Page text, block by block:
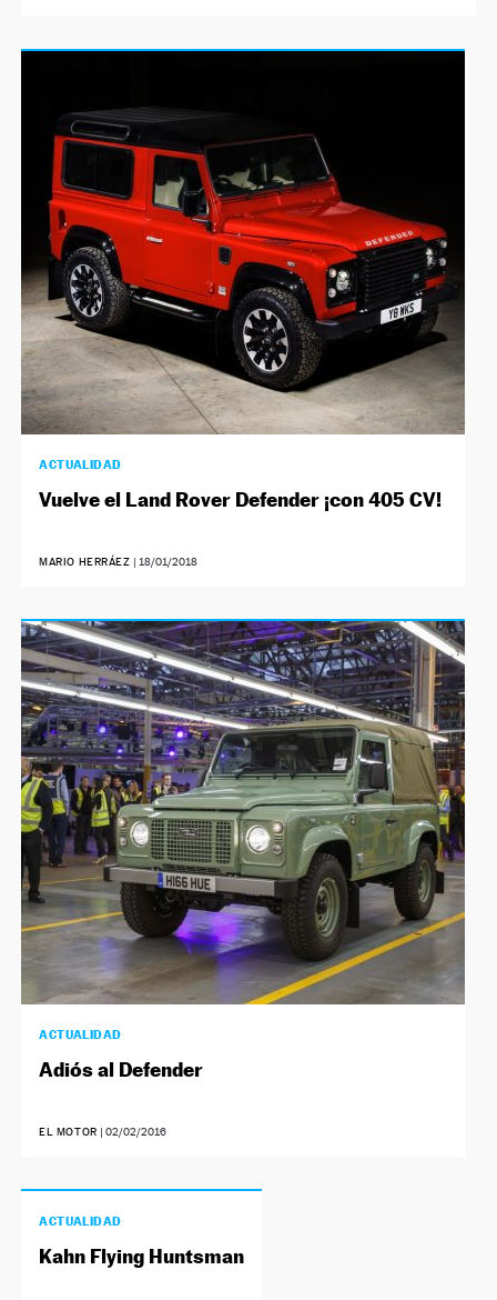
ACTUALIDAD
Vuelve el Land Rover Defender ¡con 405 CV!
MARIO HERRÁEZ | 18/01/2018
ACTUALIDAD
Adiós al Defender
EL MOTOR | 02/02/2016
ACTUALIDAD
Kahn Flying Huntsman